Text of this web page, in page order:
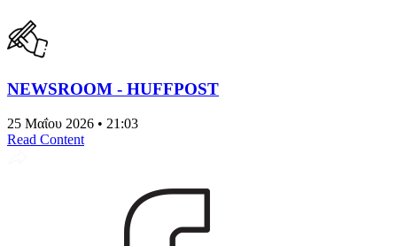
NEWSROOM - HUFFPOST
25 Μαΐου 2026 • 21:03
Read Content